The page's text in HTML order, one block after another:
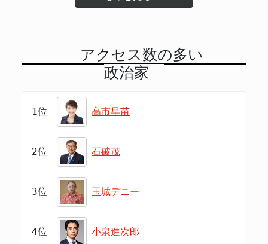
アクセス数の多い
政治家
1位 高市早苗
2位 石破茂
3位 玉城デニー
4位 小泉進次郎